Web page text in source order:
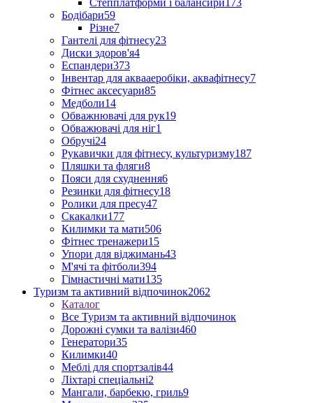
Степплатформи і балансири173
Бодібари59
Різне7
Гантелі для фітнесу23
Диски здоров'я4
Еспандери373
Інвентар для аквааеробіки, аквафітнесу7
Фітнес аксесуари85
Медболи14
Обважнювачі для рук19
Обважювачі для ніг1
Обручі24
Рукавички для фітнесу, культуризму187
Пляшки та фляги8
Пояси для схуднення6
Резинки для фітнесу18
Ролики для пресу47
Скакалки177
Килимки та мати506
Фітнес тренажери15
Упори для віджимань43
М'ячі та фітболи394
Гімнастичні мати135
Туризм та активний відпочинок2062
Каталог
Все Туризм та активний відпочинок
Дорожні сумки та валізи460
Генератори35
Килимки40
Меблі для спортзалів44
Ліхтарі спеціальні2
Мангали, барбекю, гриль9